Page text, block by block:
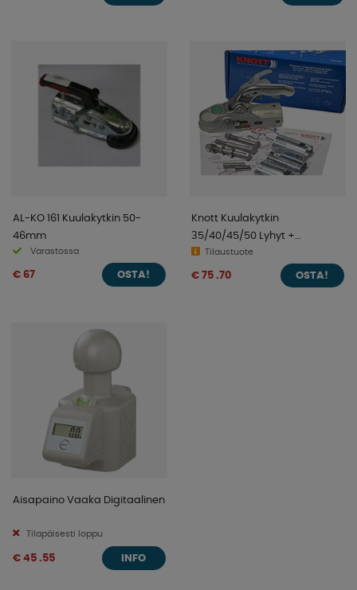
AL-KO 161 Kuulakytkin 50-
46mm
Varastossa
€ 67 OSTA!
Knott Kuulakytkin
35/40/45/50 Lyhyt +
Vaakasuora
Tilaustuote
€ 75 .70 OSTA!
Aisapaino Vaaka Digitaalinen
Tilapäisesti loppu
€ 45 .55 INFO